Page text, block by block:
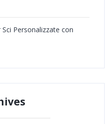
Personalizzate con